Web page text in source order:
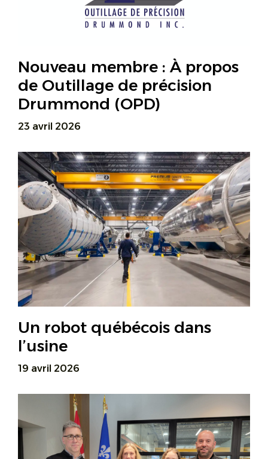
Nouveau membre : À propos
de Outillage de précision
Drummond (OPD)
23 avril 2026
Un robot québécois dans
l’usine
19 avril 2026